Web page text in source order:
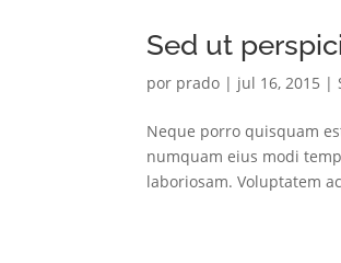
Sed ut
por prado | jul 16, 2015 |
Neque porro quisquam
numquam eius modi
laboriosam. Voluptatem